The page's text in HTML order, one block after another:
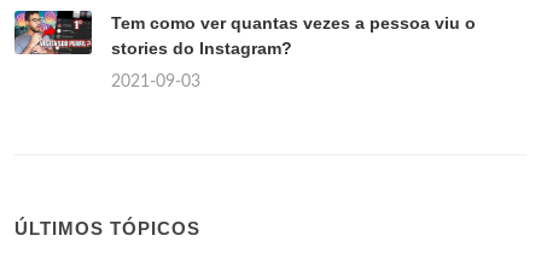
Tem como ver quantas vezes a pessoa viu o
stories do Instagram?
2021-09-03
ÚLTIMOS TÓPICOS